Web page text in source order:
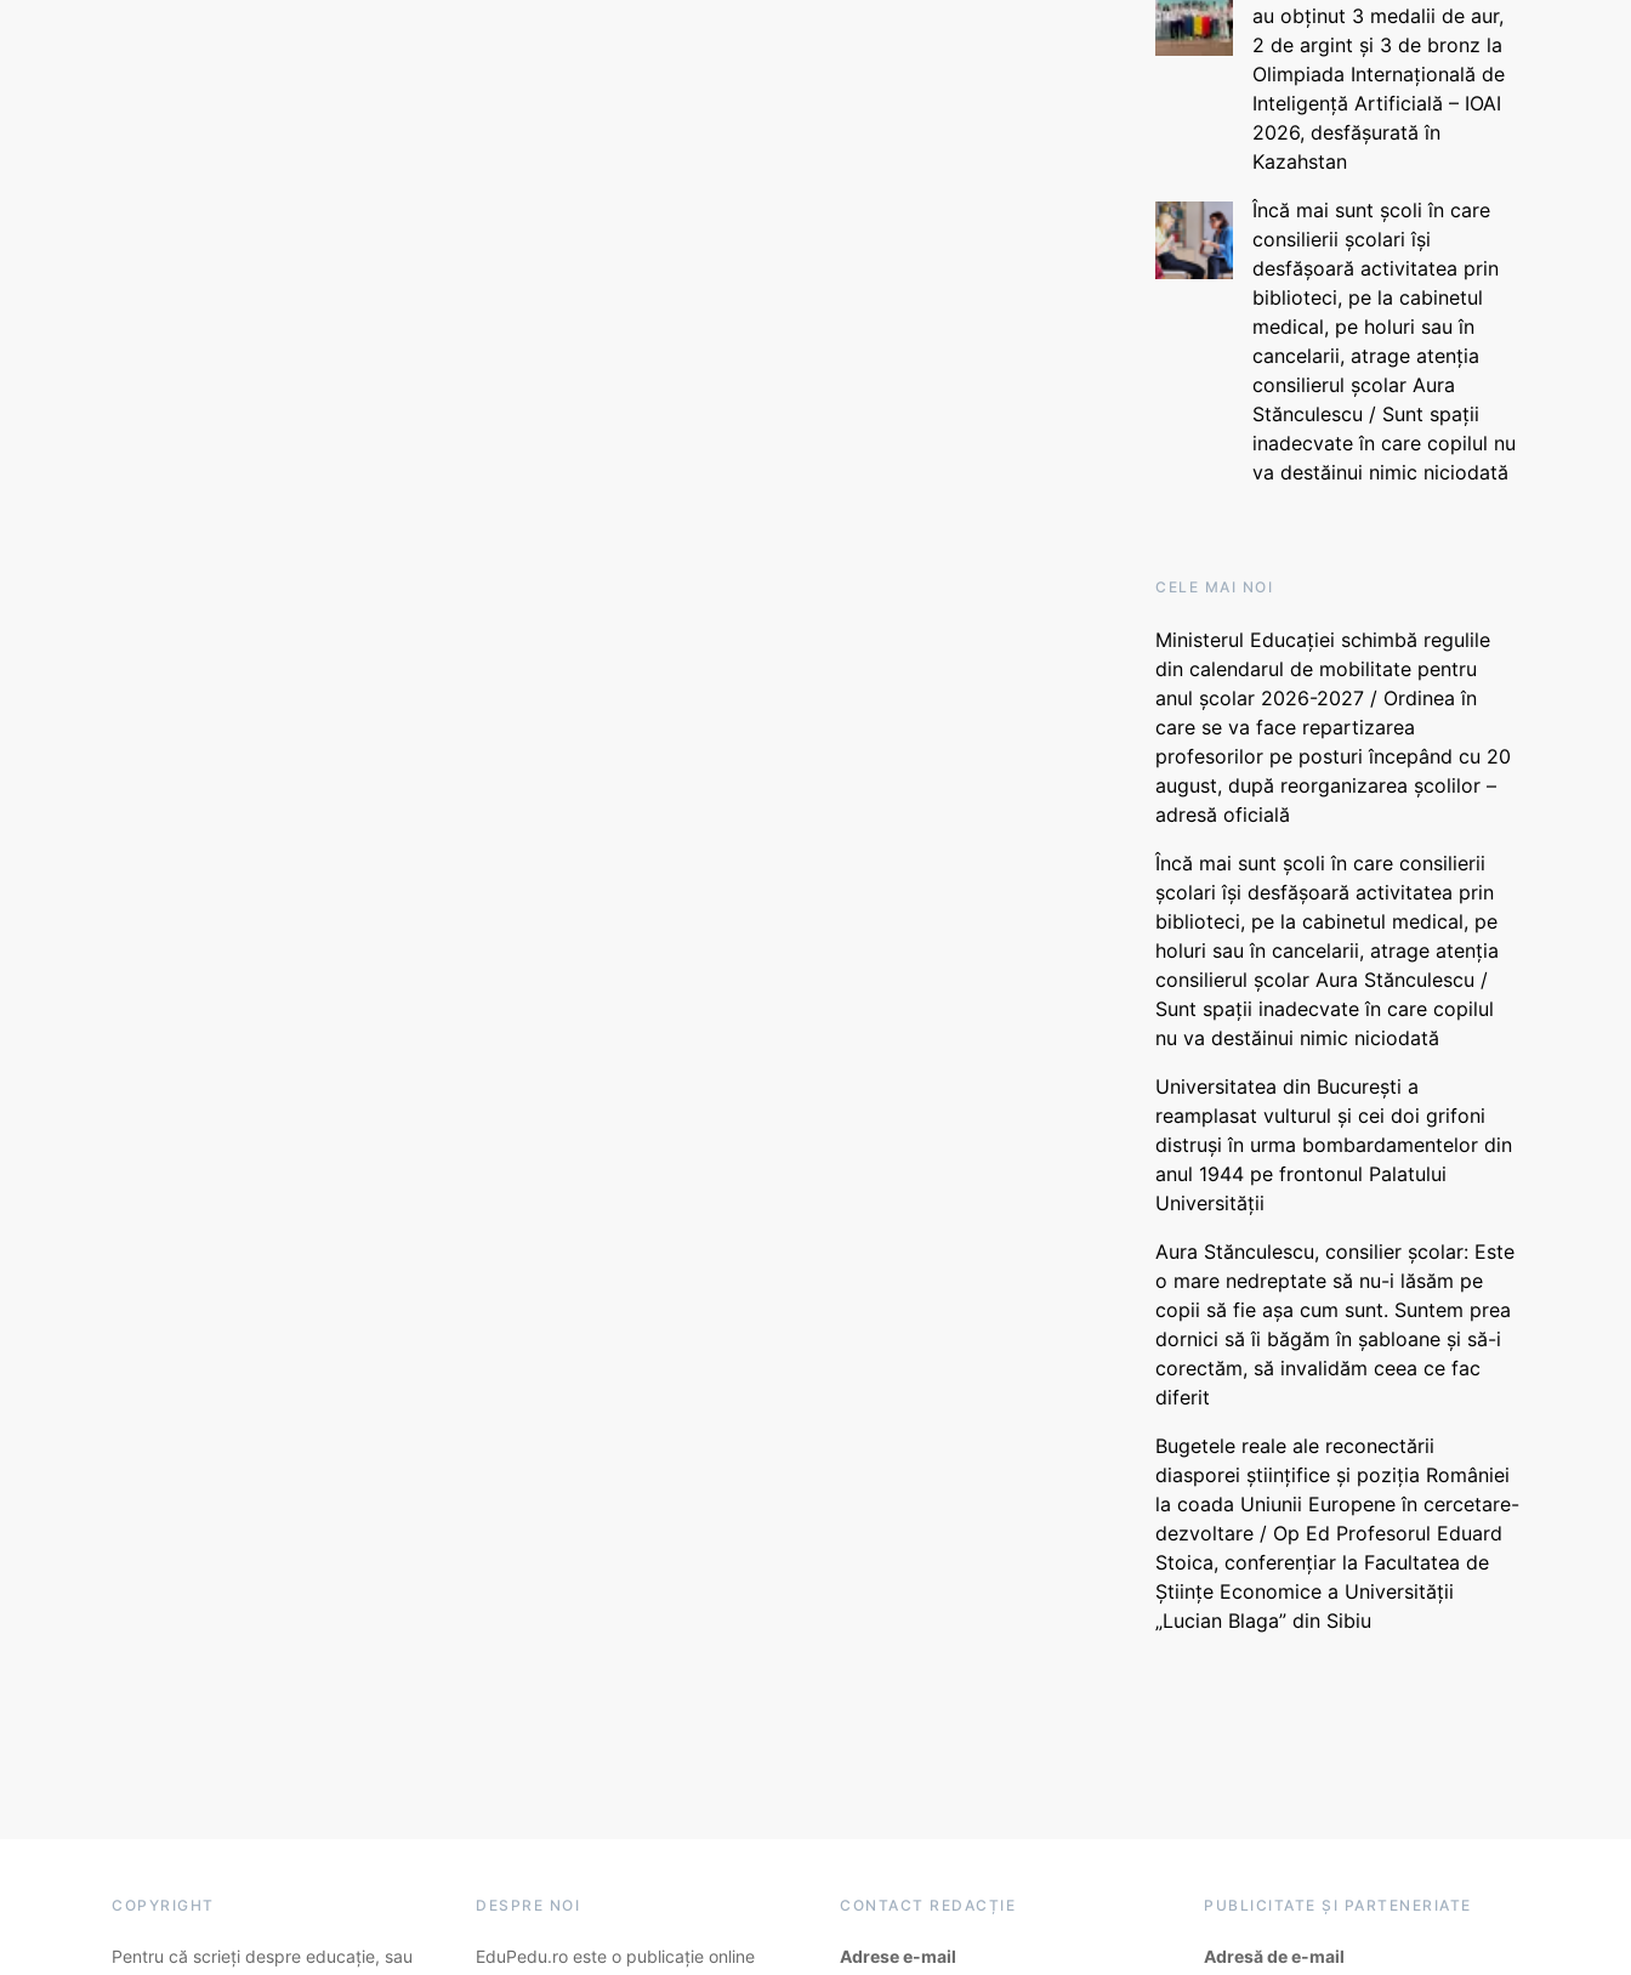
au obținut 3 medalii de aur,
2 de argint și 3 de bronz la
Olimpiada Internațională de
Inteligență Artificială – IOAI
2026, desfășurată în
Kazahstan
Încă mai sunt școli în care
consilierii școlari își
desfășoară activitatea prin
biblioteci, pe la cabinetul
medical, pe holuri sau în
cancelarii, atrage atenția
consilierul școlar Aura
Stănculescu / Sunt spații
inadecvate în care copilul nu
va destăinui nimic niciodată
CELE MAI NOI
Ministerul Educației schimbă regulile
din calendarul de mobilitate pentru
anul școlar 2026-2027 / Ordinea în
care se va face repartizarea
profesorilor pe posturi începând cu 20
august, după reorganizarea școlilor –
adresă oficială
Încă mai sunt școli în care consilierii
școlari își desfășoară activitatea prin
biblioteci, pe la cabinetul medical, pe
holuri sau în cancelarii, atrage atenția
consilierul școlar Aura Stănculescu /
Sunt spații inadecvate în care copilul
nu va destăinui nimic niciodată
Universitatea din București a
reamplasat vulturul și cei doi grifoni
distruși în urma bombardamentelor din
anul 1944 pe frontonul Palatului
Universității
Aura Stănculescu, consilier școlar: Este
o mare nedreptate să nu-i lăsăm pe
copii să fie așa cum sunt. Suntem prea
dornici să îi băgăm în șabloane și să-i
corectăm, să invalidăm ceea ce fac
diferit
Bugetele reale ale reconectării
diasporei științifice și poziția României
la coada Uniunii Europene în cercetare-
dezvoltare / Op Ed Profesorul Eduard
Stoica, conferențiar la Facultatea de
Științe Economice a Universității
„Lucian Blaga” din Sibiu
COPYRIGHT
Pentru că scrieți despre educație, sau
DESPRE NOI
EduPedu.ro este o publicație online
CONTACT REDACȚIE
Adrese e-mail
PUBLICITATE ȘI PARTENERIATE
Adresă de e-mail